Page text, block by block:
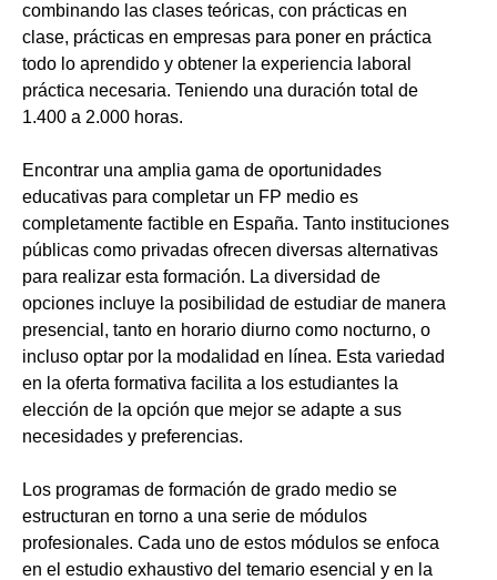
combinando las clases teóricas, con prácticas en
clase, prácticas en empresas para poner en práctica
todo lo aprendido y obtener la experiencia laboral
práctica necesaria. Teniendo una duración total de
1.400 a 2.000 horas.
Encontrar una amplia gama de oportunidades
educativas para completar un FP medio es
completamente factible en España. Tanto instituciones
públicas como privadas ofrecen diversas alternativas
para realizar esta formación. La diversidad de
opciones incluye la posibilidad de estudiar de manera
presencial, tanto en horario diurno como nocturno, o
incluso optar por la modalidad en línea. Esta variedad
en la oferta formativa facilita a los estudiantes la
elección de la opción que mejor se adapte a sus
necesidades y preferencias.
Los programas de formación de grado medio se
estructuran en torno a una serie de módulos
profesionales. Cada uno de estos módulos se enfoca
en el estudio exhaustivo del temario esencial y en la